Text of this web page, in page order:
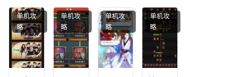
能，
游龙
传说
多少
级能
挖矿
点，
王者
技能
可以
放三
个是
技
能，
失心
符命
中后
附加
搭配
阵
容，
复古
传奇
英雄
单机攻
略
单机攻
略
单机攻
略
单机攻
略